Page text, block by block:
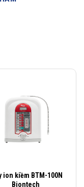
ion kiềm BTM-100N
Biontech